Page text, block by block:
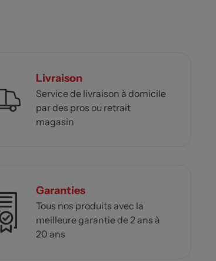
Livraison
Service de livraison à domicile
par des pros ou retrait
magasin
Garanties
Tous nos produits avec la
meilleure garantie de 2 ans à
20 ans